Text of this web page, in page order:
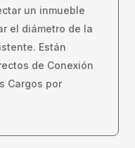
un inmueble
el diámetro de la
Están
de Conexión
Cargos por